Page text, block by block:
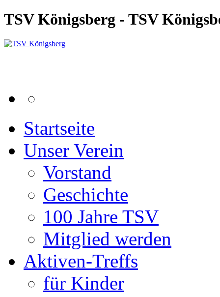
TSV Königsberg - TSV
Startseite
Unser Verein
Vorstand
Geschichte
100 Jahre TSV
Mitglied werden
Aktiven-Treffs
für Kinder